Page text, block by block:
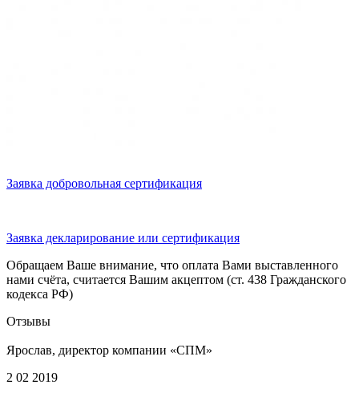
Заявка добровольная сертификация
Заявка декларирование или сертификация
Обращаем Ваше внимание, что оплата Вами выставленного
нами счёта, считается Вашим акцептом (ст. 438 Гражданского
кодекса РФ)
Отзывы
Ярослав, директор компании «СПМ»
2 02 2019